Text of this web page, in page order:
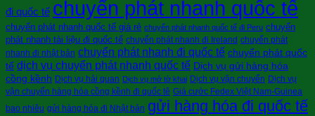
đi quốc tế chuyển phát nhanh quốc tế
chuyển phát nhanh quốc tế giá rẻ chuyển phát nhanh quốc tế đi Peru chuyển
phát nhanh tài liệu đi quốc tế chuyển phát nhanh đi Ireland chuyển phát
nhanh đi nhật bản chuyển phát nhanh đi quốc tế chuyển phát quốc
tế dịch vụ chuyển phát nhanh quốc tế Dịch vụ gửi hàng hóa
cồng kềnh Dịch vụ hải quan Dịch vụ mở tờ khai Dịch vụ vận chuyển Dịch vụ
vận chuyển hàng hóa cồng kềnh đi quốc tê Giá cước Fedex Việt Nam-Guinea
bao nhiêu gửi hàng hóa đi Nhật bản gửi hàng hóa đi quốc tế